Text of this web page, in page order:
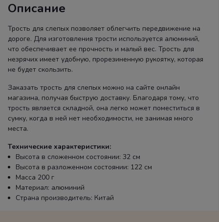
Описание
Трость для слепых позволяет облегчить передвижение на
дороге. Для изготовления трости используется алюминий,
что обеспечивает ее прочность и малый вес. Трость для
незрячих имеет удобную, прорезиненную рукоятку, которая
не будет скользить.
Заказать трость для слепых можно на сайте онлайн
магазина, получая быструю доставку. Благодаря тому, что
трость является складной, она легко может поместиться в
сумку, когда в ней нет необходимости, не занимая много
места.
Технические характеристики:
Высота в сложенном состоянии: 32 см
Высота в разложенном состоянии: 122 см
Масса 200 г
Материал: алюминий
Страна производитель: Китай